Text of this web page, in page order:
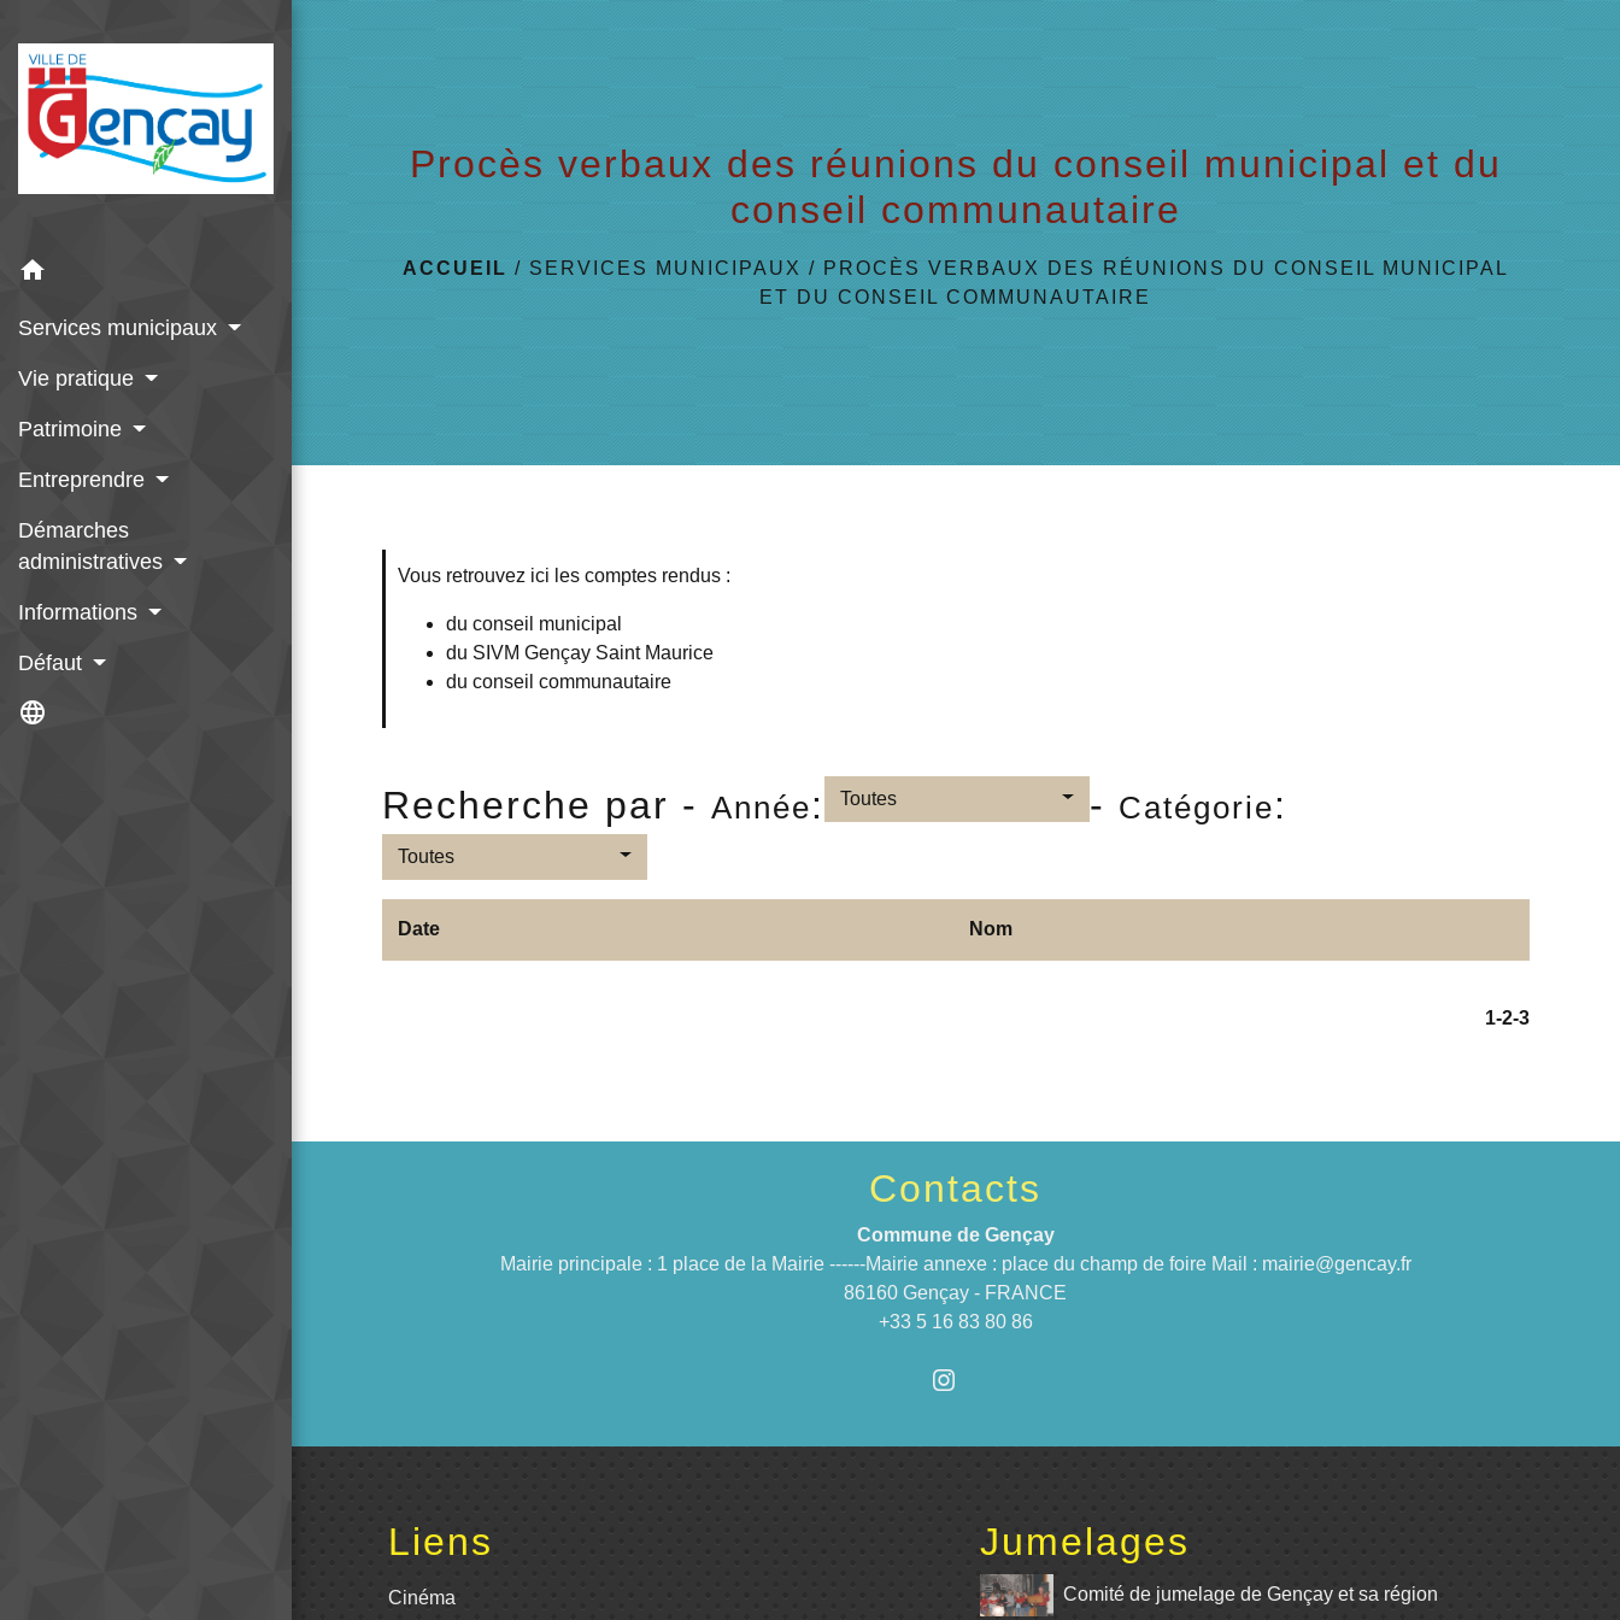
home
Services municipaux
Vie pratique
Patrimoine
Entreprendre
Démarches
administratives
Informations
Défaut
language
Procès verbaux des réunions du conseil municipal et du
conseil communautaire
ACCUEIL / SERVICES MUNICIPAUX / PROCÈS VERBAUX DES RÉUNIONS DU CONSEIL MUNICIPAL
ET DU CONSEIL COMMUNAUTAIRE
Vous retrouvez ici les comptes rendus :
du conseil municipal
du SIVM Gençay Saint Maurice
du conseil communautaire
Recherche par - Année: Toutes - Catégorie:
Toutes
Date Nom
1-2-3
Contacts
Commune de Gençay
Mairie principale : 1 place de la Mairie ------Mairie annexe : place du champ de foire Mail : mairie@gencay.fr
86160 Gençay - FRANCE
+33 5 16 83 80 86
Liens
Cinéma
Jumelages
Comité de jumelage de Gençay et sa région